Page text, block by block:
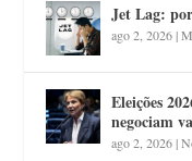
Jet Lag:
ago 2, 2026|
Eleições
negociam
ago 2, 2026|